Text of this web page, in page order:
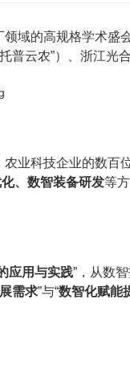
域的高规格学术盛
云农”）、浙江光
业科技企业的数百
、数智装备研发等
应用与实践”，从数
需求”与“数智化赋能